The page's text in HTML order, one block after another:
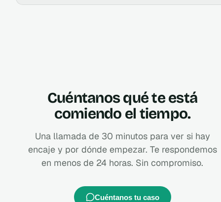
Cuéntanos qué te está
comiendo el tiempo.
Una llamada de 30 minutos para ver si hay
encaje y por dónde empezar. Te respondemos
en menos de 24 horas. Sin compromiso.
Cuéntanos tu caso